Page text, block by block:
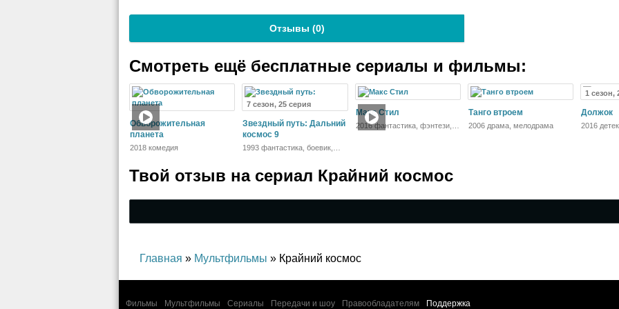
Отзывы (0)
Смотреть ещё бесплатные сериалы и фильмы:
Обворожительная
планета
2018 комедия
7 сезон, 25 серия
Звездный путь: Дальний
космос 9
1993 фантастика, боевик,
Макс Стил
2016 фантастика, фэнтези,
Танго втроем
2006 драма, мелодрама
1 сезон,
Должок
2016
Твой отзыв на сериал Крайний космос
Главная » Мультфильмы » Крайний космос
Фильмы Мультфильмы Сериалы Передачи и шоу Правообладателям Поддержка